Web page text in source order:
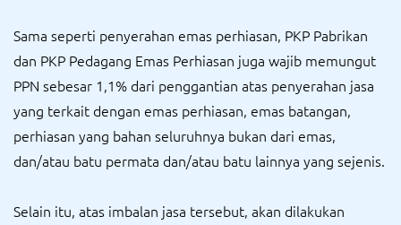
Sama seperti penyerahan emas perhiasan, PKP Pabrikan
dan PKP Pedagang Emas Perhiasan juga wajib memungut
PPN sebesar 1,1% dari penggantian atas penyerahan jasa
yang terkait dengan emas perhiasan, emas batangan,
perhiasan yang bahan seluruhnya bukan dari emas,
dan/atau batu permata dan/atau batu lainnya yang sejenis.
Selain itu, atas imbalan jasa tersebut, akan dilakukan